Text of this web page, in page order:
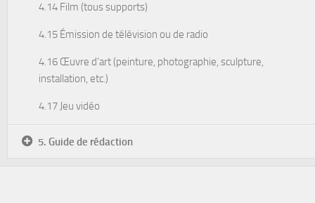
4.14 Film (tous supports)
4.15 Émission de télévision ou de radio
4.16 Œuvre d’art (peinture, photographie, sculpture,
installation, etc.)
4.17 Jeu vidéo
5. Guide de rédaction